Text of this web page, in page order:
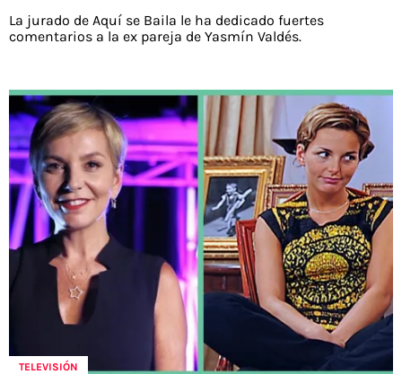
La jurado de Aquí se Baila le ha dedicado fuertes
comentarios a la ex pareja de Yasmín Valdés.
TELEVISIÓN